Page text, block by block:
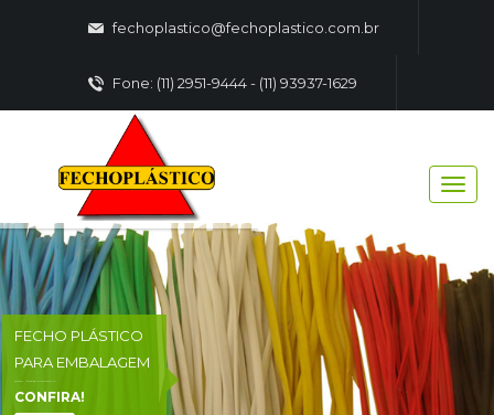
fechoplastico@fechoplastico.com.br
Fone: (11) 2951-9444 - (11) 93937-1629
FECHO PLÁSTICO
PARA EMBALAGEM
CONFIRA!